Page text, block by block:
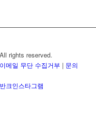
rights reserved.
이메일 무단 수집거부 | 문의